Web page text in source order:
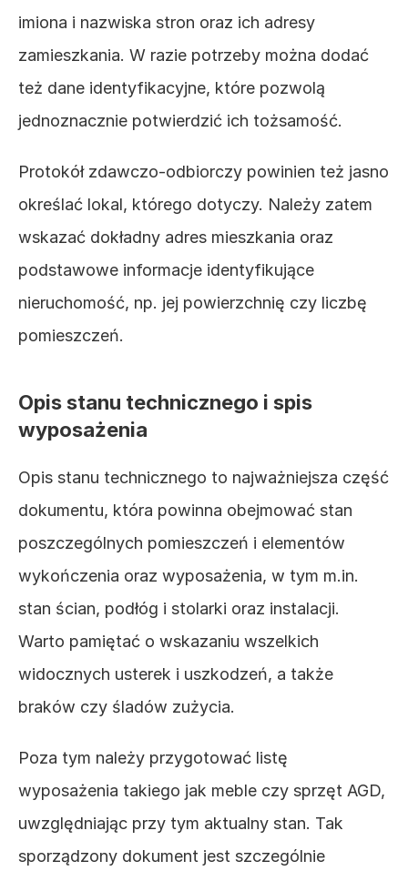
imiona i nazwiska stron oraz ich adresy
zamieszkania. W razie potrzeby można dodać
też dane identyfikacyjne, które pozwolą
jednoznacznie potwierdzić ich tożsamość.
Protokół zdawczo-odbiorczy powinien też jasno
określać lokal, którego dotyczy. Należy zatem
wskazać dokładny adres mieszkania oraz
podstawowe informacje identyfikujące
nieruchomość, np. jej powierzchnię czy liczbę
pomieszczeń.
Opis stanu technicznego i spis
wyposażenia
Opis stanu technicznego to najważniejsza część
dokumentu, która powinna obejmować stan
poszczególnych pomieszczeń i elementów
wykończenia oraz wyposażenia, w tym m.in.
stan ścian, podłóg i stolarki oraz instalacji.
Warto pamiętać o wskazaniu wszelkich
widocznych usterek i uszkodzeń, a także
braków czy śladów zużycia.
Poza tym należy przygotować listę
wyposażenia takiego jak meble czy sprzęt AGD,
uwzględniając przy tym aktualny stan. Tak
sporządzony dokument jest szczególnie